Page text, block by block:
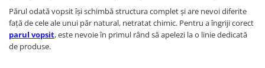
Părul odată vopsit își schimbă structura complet și are nevoi diferite
față de cele ale unui păr natural, netratat chimic. Pentru a îngriji corect
parul vopsit, este nevoie în primul rând să apelezi la o linie dedicată
de produse.